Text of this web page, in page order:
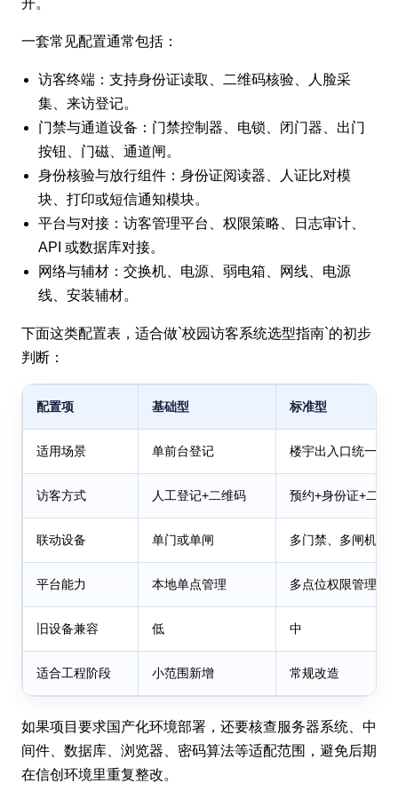
一套常见配置通常包括：
访客终端：支持身份证读取、二维码核验、人脸采
集、来访登记。
门禁与通道设备：门禁控制器、电锁、闭门器、出门
按钮、门磁、通道闸。
身份核验与放行组件：身份证阅读器、人证比对模
块、打印或短信通知模块。
平台与对接：访客管理平台、权限策略、日志审计、
API 或数据库对接。
网络与辅材：交换机、电源、弱电箱、网线、电源
线、安装辅材。
下面这类配置表，适合做`校园访客系统选型指南`的初步
判断：
配置项 基础型 标准型
适用场景 单前台登记 楼宇出入口统一管
访客方式 人工登记+二维码 预约+身份证+二维
联动设备 单门或单闸 多门禁、多闸机
平台能力 本地单点管理 多点位权限管理
旧设备兼容 低 中
适合工程阶段 小范围新增 常规改造
如果项目要求国产化环境部署，还要核查服务器系统、中
间件、数据库、浏览器、密码算法等适配范围，避免后期
在信创环境里重复整改。